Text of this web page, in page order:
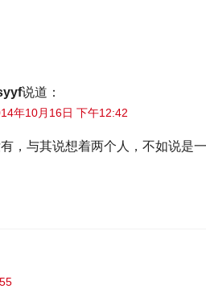
说道：
年10月16日 下午12:42
，与其说想着两个人，不如说是